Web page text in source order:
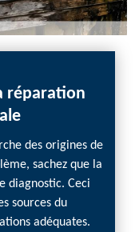
réparation
des origines de
sachez que la
diagnostic. Ceci
sources du
adéquates.